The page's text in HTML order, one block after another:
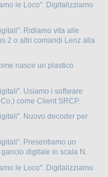
le Loco". Digitalizziamo
Ridiamo vita alle
2 o altri comandi Lenz alla
nasce un plastico
Usiamo i software
come Client SRCP.
Nuovo decoder per
Presentiamo un
digitale in scala N.
le Loco". Digitalizziamo